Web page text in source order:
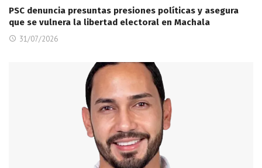
PSC denuncia presuntas presiones políticas y asegura
que se vulnera la libertad electoral en Machala
31/07/2026